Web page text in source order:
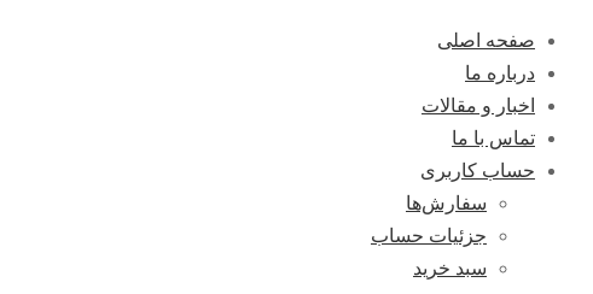
صفحه اصلی
درباره ما
اخبار و مقالات
تماس با ما
حساب کاربری
سفارش‌ها
جزئیات حساب
سبد خرید